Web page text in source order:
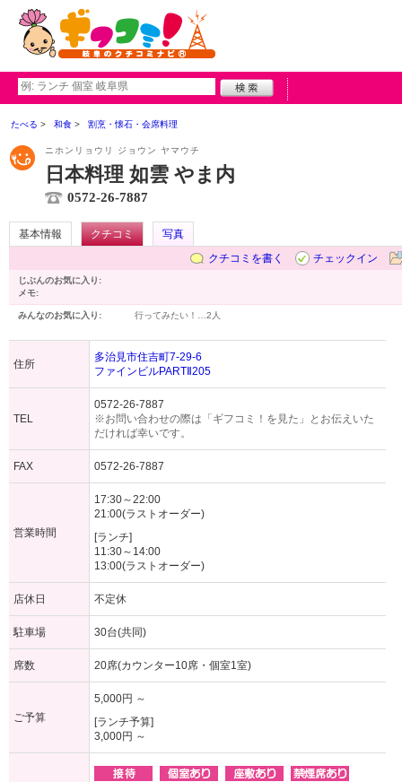
たべる 和食 割烹・懐石・会席料理
ニホンリョウリ ジョウン ヤマウチ
日本料理 如雲 やま内
0572-26-7887
基本情報 クチコミ
写真
クチコミを書く
チェックイン
じぶんのお気に入り:
メモ:
みんなのお気に入り: 行ってみたい！… 2人
住所
多治見市住吉町7-29-6
ファインビルPARTⅡ205
TEL
0572-26-7887
※お問い合わせの際は「ギフコミ！を見た」とお伝えいた
だければ幸いです。
FAX 0572-26-7887
営業時間
17:30～22:00
21:00(ラストオーダー)
[ランチ]
11:30～14:00
13:00(ラストオーダー)
店休日 不定休
駐車場 30台(共同)
席数 20席(カウンター10席・個室1室)
ご予算
5,000円 ～
[ランチ予算]
3,000円 ～